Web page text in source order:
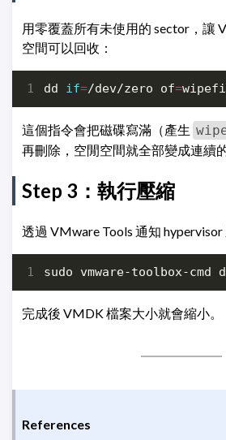
用零覆蓋所有未使用的 sector，讓
空間可以回收：
dd if=/dev/zero of=
這個指令會把磁碟寫滿（產生
再刪除，空閒空間就全部變成連續
Step 3：執行壓縮
透過 VMware Tools 通知 hypervisor
完成後 VMDK 檔案大小就會縮小。
References